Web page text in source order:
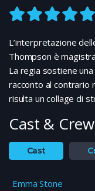
L’interpretazione
Thompson è
La regia sostiene
racconto al contrario
risulta un collage di
Cast & Crew
Cast
Emma Stone